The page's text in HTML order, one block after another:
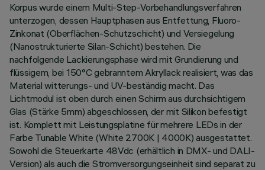
Korpus wurde einem Multi-Step-Vorbehandlungsverfahren
unterzogen, dessen Hauptphasen aus Entfettung, Fluoro-
Zinkonat (Oberflächen-Schutzschicht) und Versiegelung
(Nanostrukturierte Silan-Schicht) bestehen. Die
nachfolgende Lackierungsphase wird mit Grundierung und
flüssigem, bei 150°C gebranntem Akryllack realisiert, was das
Material witterungs- und UV-beständig macht. Das
Lichtmodul ist oben durch einen Schirm aus durchsichtigem
Glas (Stärke 5mm) abgeschlossen, der mit Silikon befestigt
ist. Komplett mit Leistungsplatine für mehrere LEDs in der
Farbe Tunable White (White 2700K | 4000K) ausgestattet.
Sowohl die Steuerkarte 48Vdc (erhältlich in DMX- und DALI-
Version) als auch die Stromversorgungseinheit sind separat zu